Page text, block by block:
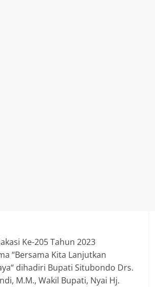
Ke-205 Tahun 2023
“Bersama Kita Lanjutkan
dihadiri Bupati Situbondo Drs.
M.M., Wakil Bupati, Nyai Hj.